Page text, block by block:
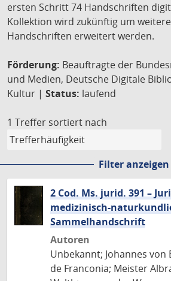
ersten Schritt 74 Handschriften
Kollektion wird zukünftig um
Handschriften erweitert werden.
Förderung: Beauftragte der
und Medien, Deutsche Digitale
Kultur | Status: laufend
1 Treffer sortiert nach
Filter anzeigen
2 Cod. Ms. jurid. 391 –
medizinisch-
Sammelhandschrift
Autoren
Unbekannt; Johannes von
de Franconia; Meister